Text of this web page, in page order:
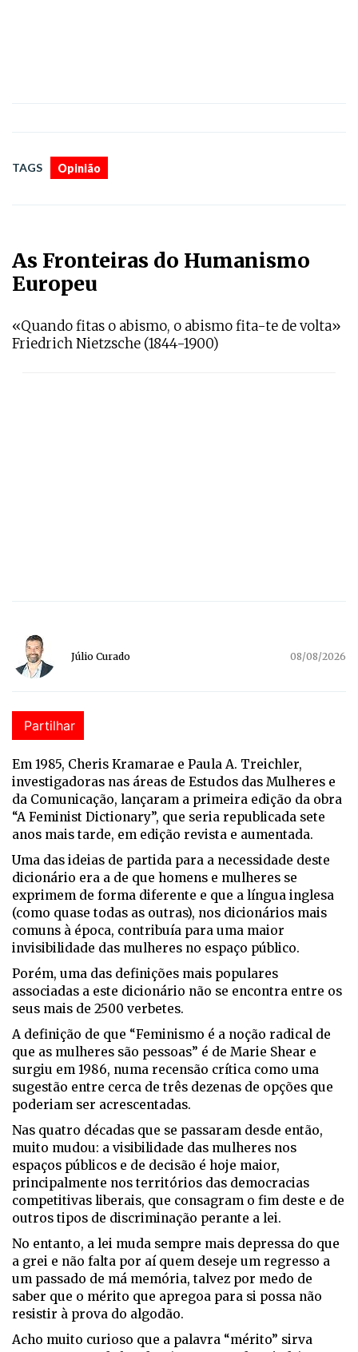
TAGS Opinião
As Fronteiras do Humanismo
Europeu
«Quando fitas o abismo, o abismo fita-te de volta»
Friedrich Nietzsche (1844-1900)
Júlio Curado 08/08/2026
Partilhar
Em 1985, Cheris Kramarae e Paula A. Treichler,
investigadoras nas áreas de Estudos das Mulheres e
da Comunicação, lançaram a primeira edição da obra
“A Feminist Dictionary”, que seria republicada sete
anos mais tarde, em edição revista e aumentada.
Uma das ideias de partida para a necessidade deste
dicionário era a de que homens e mulheres se
exprimem de forma diferente e que a língua inglesa
(como quase todas as outras), nos dicionários mais
comuns à época, contribuía para uma maior
invisibilidade das mulheres no espaço público.
Porém, uma das definições mais populares
associadas a este dicionário não se encontra entre os
seus mais de 2500 verbetes.
A definição de que “Feminismo é a noção radical de
que as mulheres são pessoas” é de Marie Shear e
surgiu em 1986, numa recensão crítica como uma
sugestão entre cerca de três dezenas de opções que
poderiam ser acrescentadas.
Nas quatro décadas que se passaram desde então,
muito mudou: a visibilidade das mulheres nos
espaços públicos e de decisão é hoje maior,
principalmente nos territórios das democracias
competitivas liberais, que consagram o fim deste e de
outros tipos de discriminação perante a lei.
No entanto, a lei muda sempre mais depressa do que
a grei e não falta por aí quem deseje um regresso a
um passado de má memória, talvez por medo de
saber que o mérito que apregoa para si possa não
resistir à prova do algodão.
Acho muito curioso que a palavra “mérito” sirva